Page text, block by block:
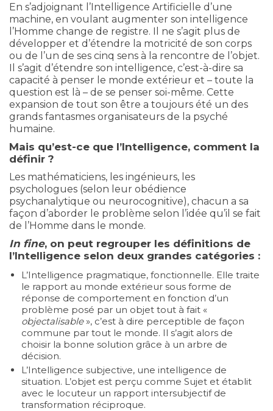
En s’adjoignant l’Intelligence Artificielle d’une
machine, en voulant augmenter son intelligence
l’Homme change de registre. Il ne s’agit plus de
développer et d’étendre la motricité de son corps
ou de l’un de ses cinq sens à la rencontre de l’objet.
Il s’agit d’étendre son intelligence, c’est-à-dire sa
capacité à penser le monde extérieur et – toute la
question est là – de se penser soi-même. Cette
expansion de tout son être a toujours été un des
grands fantasmes organisateurs de la psyché
humaine.
Mais qu’est-ce que l’Intelligence, comment la
définir ?
Les mathématiciens, les ingénieurs, les
psychologues (selon leur obédience
psychanalytique ou neurocognitive), chacun a sa
façon d’aborder le problème selon l’idée qu’il se fait
de l’Homme dans le monde.
In fine, on peut regrouper les définitions de
l’Intelligence selon deux grandes catégories :
L’Intelligence pragmatique, fonctionnelle. Elle traite
le rapport au monde extérieur sous forme de
réponse de comportement en fonction d’un
problème posé par un objet tout à fait «
objectalisable», c’est à dire perceptible de façon
commune par tout le monde. Il s’agit alors de
choisir la bonne solution grâce à un arbre de
décision.
L’Intelligence subjective, une intelligence de
situation. L’objet est perçu comme Sujet et établit
avec le locuteur un rapport intersubjectif de
transformation réciproque.